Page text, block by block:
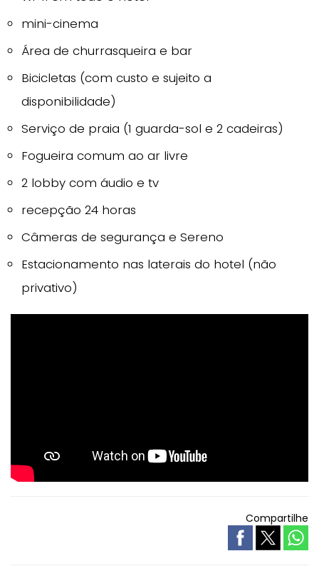
mini-cinema
Área de churrasqueira e bar
Bicicletas (com custo e sujeito a
disponibilidade)
Serviço de praia (1 guarda-sol e 2 cadeiras)
Fogueira comum ao ar livre
2 lobby com áudio e tv
recepção 24 horas
Câmeras de segurança e Sereno
Estacionamento nas laterais do hotel (não
privativo)
Compartilhe